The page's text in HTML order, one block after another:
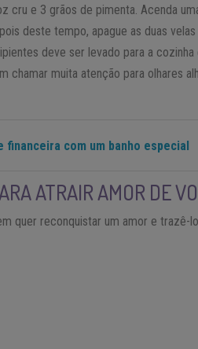
cru e 3 grãos de pimenta. Acenda
deste tempo, apague as duas
deve ser levado para a
chamar muita atenção para olhares
com um banho especial
ATRAIR AMOR DE
quer reconquistar um amor e trazê-